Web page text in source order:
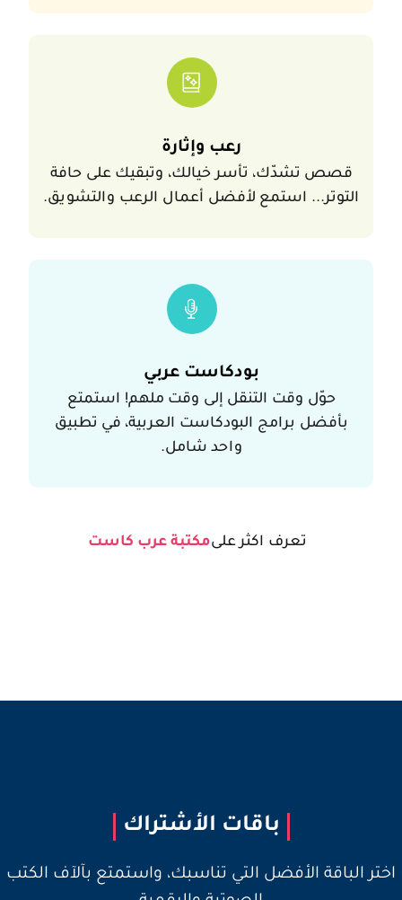
رعب وإثارة
قصص تشدّك، تأسر خيالك، وتبقيك على حافة
التوتر... استمع لأفضل أعمال الرعب والتشويق.
بودكاست عربي
حوّل وقت التنقل إلى وقت ملهم! استمتع
بأفضل برامج البودكاست العربية، في تطبيق
واحد شامل.
تعرف اكثر علىمكتبة عرب كاست
باقات الأشتراك
اختر الباقة الأفضل التي تناسبك، واستمتع بآلآف الكتب